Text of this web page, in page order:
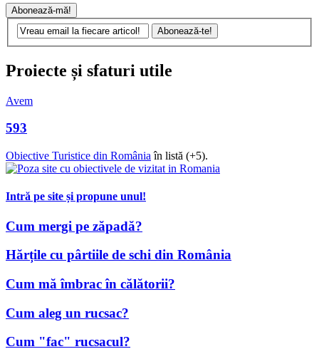
Proiecte și sfaturi utile
Avem
593
Obiective Turistice din Româniaîn listă (+5).
Intră pe site și propune unul!
Cum mergi pe zăpadă?
Hărțile cu pârtiile de schi din România
Cum mă îmbrac în călătorii?
Cum aleg un rucsac?
Cum "fac" rucsacul?